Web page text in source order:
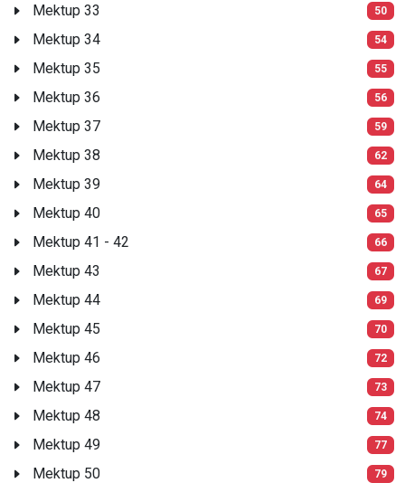
Mektup 33 50
Mektup 34 54
Mektup 35 55
Mektup 36 56
Mektup 37 59
Mektup 38 62
Mektup 39 64
Mektup 40 65
Mektup 41 - 42 66
Mektup 43 67
Mektup 44 69
Mektup 45 70
Mektup 46 72
Mektup 47 73
Mektup 48 74
Mektup 49 77
Mektup 50 79